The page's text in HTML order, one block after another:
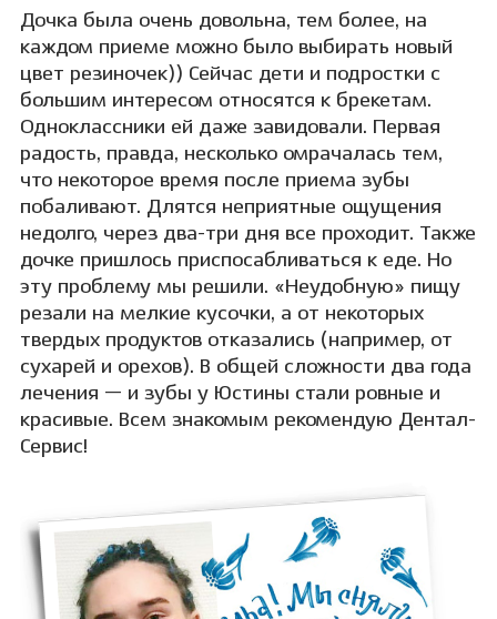
Дочка была очень довольна, тем более, на
каждом приеме можно было выбирать новый
цвет резиночек)) Сейчас дети и подростки с
большим интересом относятся к брекетам.
Одноклассники ей даже завидовали. Первая
радость, правда, несколько омрачалась тем,
что некоторое время после приема зубы
побаливают. Длятся неприятные ощущения
недолго, через два-три дня все проходит. Также
дочке пришлось приспосабливаться к еде. Но
эту проблему мы решили. «Неудобную» пищу
резали на мелкие кусочки, а от некоторых
твердых продуктов отказались (например, от
сухарей и орехов). В общей сложности два года
лечения — и зубы у Юстины стали ровные и
красивые. Всем знакомым рекомендую Дентал-
Сервис!